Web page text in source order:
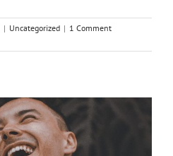
| Uncategorized | 1 Comment